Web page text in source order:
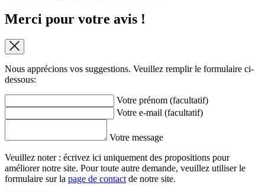
Merci pour votre avis !
Nous apprécions vos suggestions. Veuillez remplir le formulaire ci-
dessous:
Votre prénom (facultatif)
Votre e-mail (facultatif)
Votre message
Veuillez noter : écrivez ici uniquement des propositions pour
améliorer notre site. Pour toute autre demande, veuillez utiliser le
formulaire sur la page de contact de notre site.